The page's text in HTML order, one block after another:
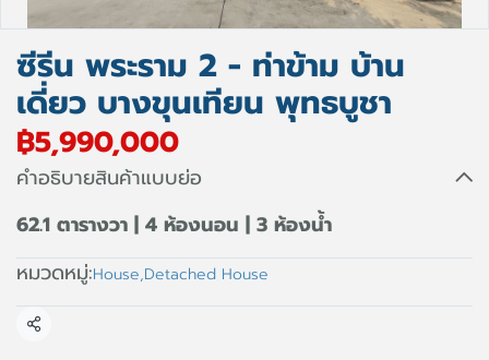
ซีรีน พระราม 2 - ท่าข้าม บ้าน
เดี่ยว บางขุนเทียน พุทธบูชา
฿5,990,000
คำอธิบายสินค้าแบบย่อ
62.1 ตารางวา | 4 ห้องนอน | 3 ห้องน้ำ
หมวดหมู่:House,Detached House
แชร์